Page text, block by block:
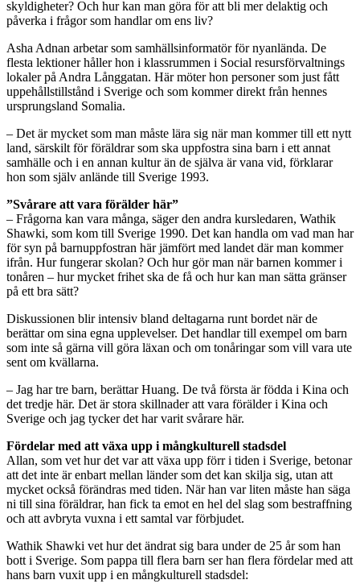
skyldigheter? Och hur kan man göra för att bli mer delaktig och
påverka i frågor som handlar om ens liv?
Asha Adnan arbetar som samhällsinformatör för nyanlända. De
flesta lektioner håller hon i klassrummen i Social resursförvaltnings
lokaler på Andra Långgatan. Här möter hon personer som just fått
uppehållstillstånd i Sverige och som kommer direkt från hennes
ursprungsland Somalia.
– Det är mycket som man måste lära sig när man kommer till ett nytt
land, särskilt för föräldrar som ska uppfostra sina barn i ett annat
samhälle och i en annan kultur än de själva är vana vid, förklarar
hon som själv anlände till Sverige 1993.
”Svårare att vara förälder här”
– Frågorna kan vara många, säger den andra kursledaren, Wathik
Shawki, som kom till Sverige 1990. Det kan handla om vad man har
för syn på barnuppfostran här jämfört med landet där man kommer
ifrån. Hur fungerar skolan? Och hur gör man när barnen kommer i
tonåren – hur mycket frihet ska de få och hur kan man sätta gränser
på ett bra sätt?
Diskussionen blir intensiv bland deltagarna runt bordet när de
berättar om sina egna upplevelser. Det handlar till exempel om barn
som inte så gärna vill göra läxan och om tonåringar som vill vara ute
sent om kvällarna.
– Jag har tre barn, berättar Huang. De två första är födda i Kina och
det tredje här. Det är stora skillnader att vara förälder i Kina och
Sverige och jag tycker det har varit svårare här.
Fördelar med att växa upp i mångkulturell stadsdel
Allan, som vet hur det var att växa upp förr i tiden i Sverige, betonar
att det inte är enbart mellan länder som det kan skilja sig, utan att
mycket också förändras med tiden. När han var liten måste han säga
ni till sina föräldrar, han fick ta emot en hel del slag som bestraffning
och att avbryta vuxna i ett samtal var förbjudet.
Wathik Shawki vet hur det ändrat sig bara under de 25 år som han
bott i Sverige. Som pappa till flera barn ser han flera fördelar med att
hans barn vuxit upp i en mångkulturell stadsdel: